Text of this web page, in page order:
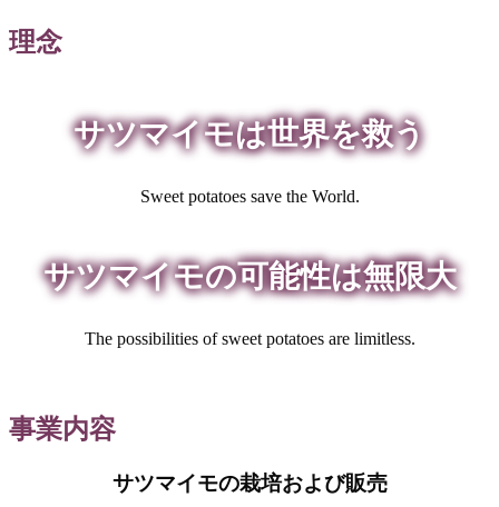
理念
サツマイモは世界を救う
Sweet potatoes save the World.
サツマイモの可能性は無限大
The possibilities of sweet potatoes are limitless.
事業内容
サツマイモの栽培および販売